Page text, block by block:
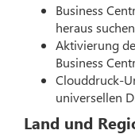
Business
heraus suchen
Aktivierung
Business
Clouddruck-
universellen
Land und